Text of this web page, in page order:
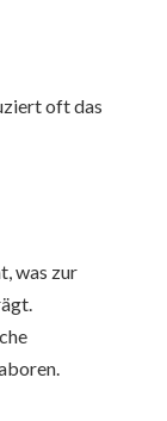
oft das
was zur